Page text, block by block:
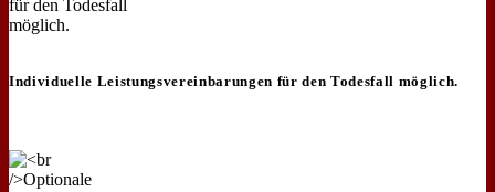
Individuelle Leistungsvereinbarungen für den Todesfall möglich.